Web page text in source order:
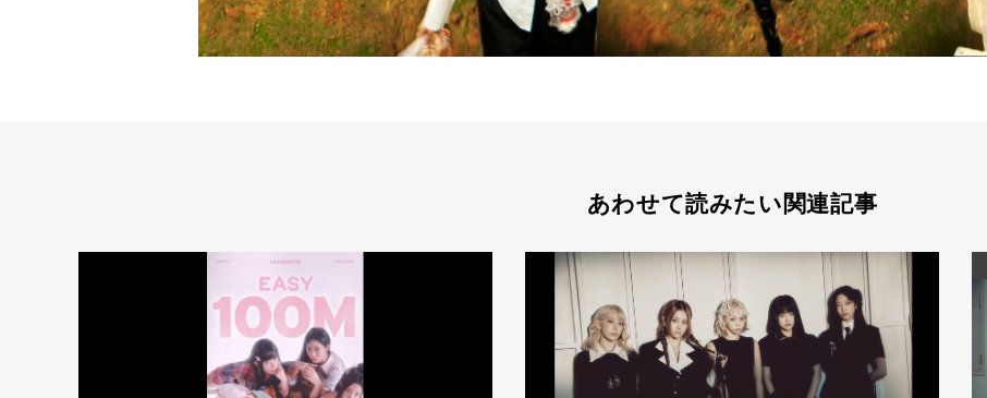
あわせて読みたい関連記事